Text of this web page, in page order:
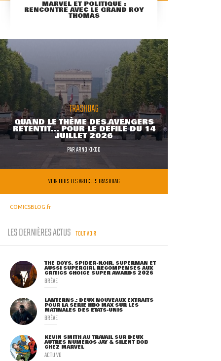
MARVEL ET POLITIQUE :
RENCONTRE AVEC LE GRAND ROY
THOMAS
TRASHBAG
QUAND LE THÈME DES AVENGERS
RETENTIT... POUR LE DÉFILÉ DU 14
JUILLET 2026
PARARNO KIKOO
VOIR TOUS LES ARTICLES TRASHBAG
COMICSBLOG.fr
LES DERNIÈRES ACTUS TOUT VOIR
THE BOYS, SPIDER-NOIR, SUPERMAN ET
AUSSI SUPERGIRL RÉCOMPENSÉS AUX
CRITICS CHOICE SUPER AWARDS 2026
BRÈVE
LANTERNS : DEUX NOUVEAUX EXTRAITS
POUR LA SÉRIE HBO MAX SUR LES
MATINALES DES ETATS-UNIS
BRÈVE
KEVIN SMITH AU TRAVAIL SUR DEUX
AUTRES NUMÉROS JAY & SILENT BOB
CHEZ MARVEL
ACTU VO